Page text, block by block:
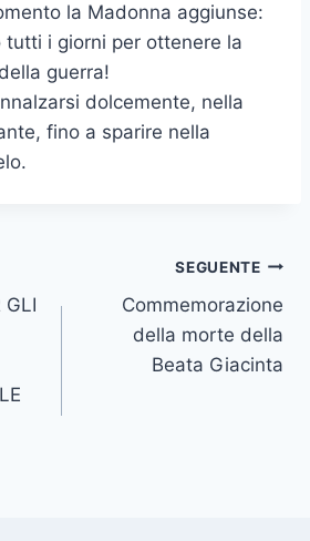
la Madonna aggiunse:
tutti i giorni per ottenere la
guerra!
dolcemente, nella
fino a sparire nella
GLI
SEGUENTE
Commemorazione
della morte della
Beata Giacinta